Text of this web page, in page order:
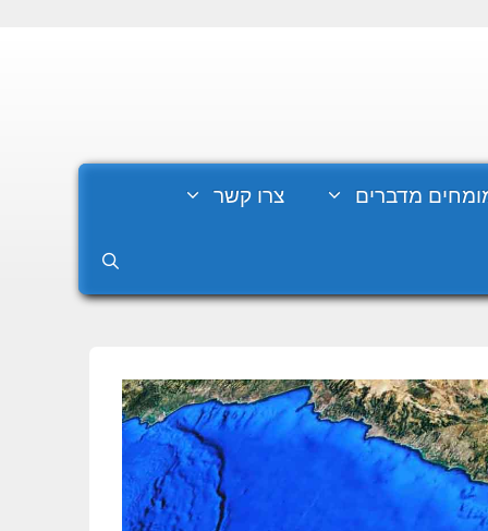
מדברים צרו קשר